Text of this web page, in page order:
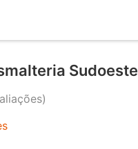
Sudoeste